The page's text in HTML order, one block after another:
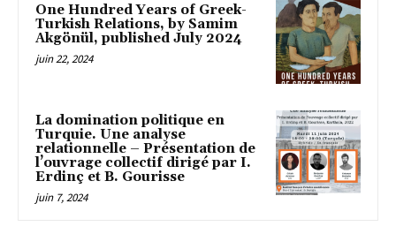
One Hundred Years of Greek-
Turkish Relations, by Samim
Akgönül, published July 2024
juin 22, 2024
La domination politique en
Turquie. Une analyse
relationnelle – Présentation de
l’ouvrage collectif dirigé par I.
Erdinç et B. Gourisse
juin 7, 2024